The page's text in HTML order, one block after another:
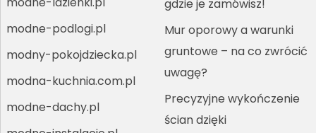
modne-podlogi.pl
modny-pokojdziecka.pl
modna-kuchnia.com.pl
modne-dachy.pl
gdzie je zamówisz!
Mur oporowy a warunki
gruntowe – na co zwrócić
uwagę?
Precyzyjne wykończenie
ścian dzięki